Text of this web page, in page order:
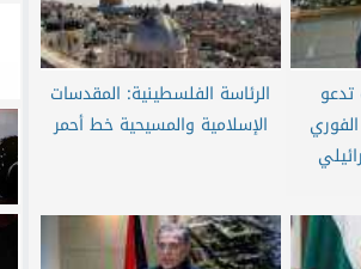
تدعو
الرئاسة الفلسطينية: المقدسات
الإسلامية والمسيحية خط أحمر